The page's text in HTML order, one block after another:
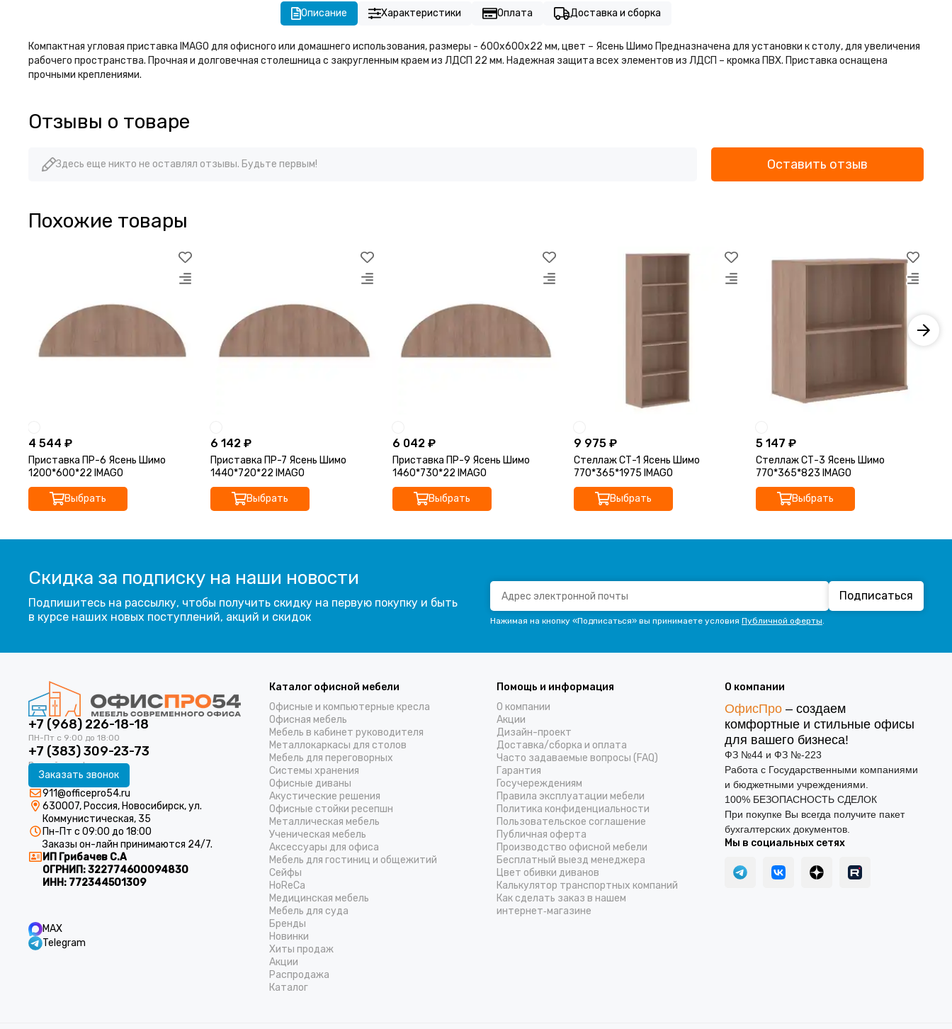
Описание Характеристики Оплата Доставка и сборка
Компактная угловая приставка IMAGO для офисного или домашнего использования, размеры - 600х600х22 мм, цвет – Ясень Шимо Предназначена для установки к столу, для увеличения
рабочего пространства. Прочная и долговечная столешница с закругленным краем из ЛДСП 22 мм. Надежная защита всех элементов из ЛДСП – кромка ПВХ. Приставка оснащена
прочными креплениями.
Отзывы о товаре
Здесь еще никто не оставлял отзывы. Будьте первым! Оставить отзыв
Похожие товары
4 544 ₽
Приставка ПР-6 Ясень Шимо
1200*600*22 IMAGO
Выбрать
6 142 ₽
Приставка ПР-7 Ясень Шимо
1440*720*22 IMAGO
Выбрать
6 042 ₽
Приставка ПР-9 Ясень Шимо
1460*730*22 IMAGO
Выбрать
9 975 ₽
Стеллаж СТ-1 Ясень Шимо
770*365*1975 IMAGO
Выбрать
5 147 ₽
Стеллаж СТ-3 Ясень Шимо
770*365*823 IMAGO
Выбрать
Скидка за подписку на наши новости
Подпишитесь на рассылку, чтобы получить скидку на первую покупку и быть
в курсе наших новых поступлений, акций и скидок
Подписаться
Нажимая на кнопку «Подписаться» вы принимаете условия Публичной оферты.
+7 (968) 226-18-18
+7 (383) 309-23-73
Заказать звонок
911@officepro54.ru
630007, Россия, Новосибирск, ул.
Коммунистическая, 35
Пн-Пт с 09:00 до 18:00
Заказы он-лайн принимаются 24/7.
ИП Грибачев С.А
ОГРНИП:322774600094830
ИНН: 772344501309
MAX
Telegram
Каталог офисной мебели
Офисные и компьютерные кресла
Офисная мебель
Мебель в кабинет руководителя
Металлокаркасы для столов
Мебель для переговорных
Системы хранения
Офисные диваны
Акустические решения
Офисные стойки ресепшн
Металлическая мебель
Ученическая мебель
Аксессуары для офиса
Мебель для гостиниц и общежитий
Cейфы
HoReCa
Медицинская мебель
Мебель для суда
Бренды
Новинки
Хиты продаж
Акции
Распродажа
Каталог
Помощь и информация
О компании
Акции
Дизайн-проект
Доставка/cборка и оплата
Часто задаваемые вопросы (FAQ)
Гарантия
Госучереждениям
Правила эксплуатации мебели
Политика конфиденциальности
Пользовательское соглашение
Публичная оферта
Производство офисной мебели
Бесплатный выезд менеджера
Цвет обивки диванов
Калькулятор транспортных компаний
Как сделать заказ в нашем
интернет‑магазине
О компании
ОфисПро– создаем
комфортные и стильные офисы
для вашего бизнеса!
ФЗ №44 и ФЗ №-223
Работа с Государственными компаниями
и бюджетными учреждениями.
100% БЕЗОПАСНОСТЬ СДЕЛОК
При покупке Вы всегда получите пакет
бухгалтерских документов.
Мы в социальных сетях